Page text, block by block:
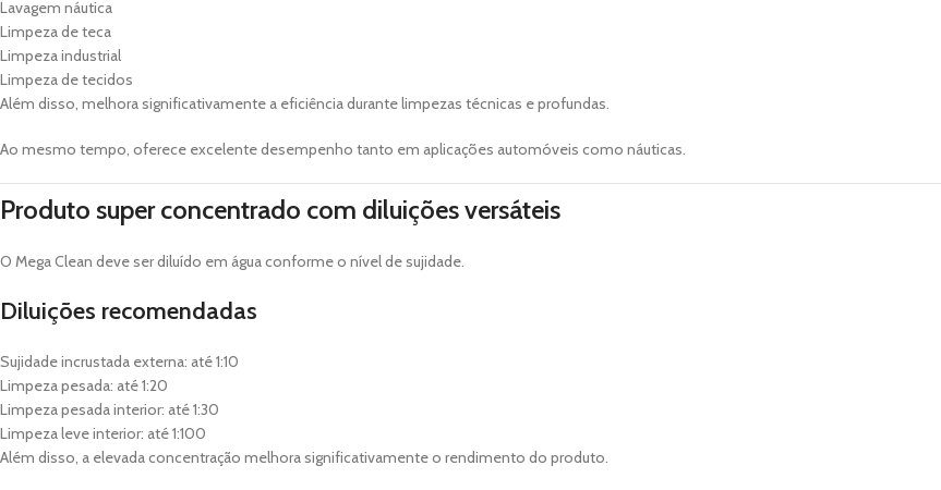
Lavagem náutica
Limpeza de teca
Limpeza industrial
Limpeza de tecidos
Além disso, melhora significativamente a eficiência durante limpezas técnicas e profundas.
Ao mesmo tempo, oferece excelente desempenho tanto em aplicações automóveis como náuticas.
Produto super concentrado com diluições versáteis
O Mega Clean deve ser diluído em água conforme o nível de sujidade.
Diluições recomendadas
Sujidade incrustada externa: até 1:10
Limpeza pesada: até 1:20
Limpeza pesada interior: até 1:30
Limpeza leve interior: até 1:100
Além disso, a elevada concentração melhora significativamente o rendimento do produto.